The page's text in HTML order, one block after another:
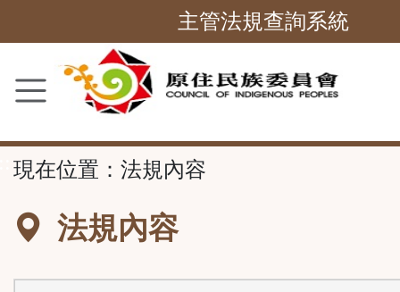
到
要
容
區
主管法規查詢系統
現在位置： 法規內容
法規內容